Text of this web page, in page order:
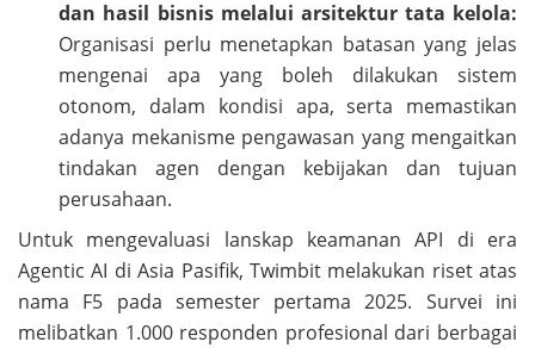
dan hasil bisnis melalui arsitektur tata kelola:
Organisasi perlu menetapkan batasan yang jelas
mengenai apa yang boleh dilakukan sistem
otonom, dalam kondisi apa, serta memastikan
adanya mekanisme pengawasan yang mengaitkan
tindakan agen dengan kebijakan dan tujuan
perusahaan.
Untuk mengevaluasi lanskap keamanan API di era
Agentic AI di Asia Pasifik, Twimbit melakukan riset atas
nama F5 pada semester pertama 2025. Survei ini
melibatkan 1.000 responden profesional dari berbagai